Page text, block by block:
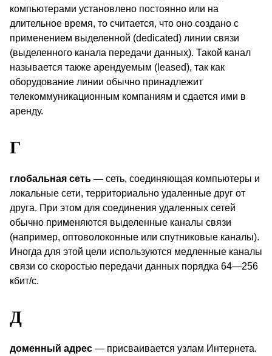
компьютерами установлено постоянно или на
длительное время, то считается, что оно создано с
применением выделенной (dedicated) линии связи
(выделенного канала передачи данных). Такой канал
называется также арендуемым ( leased), так как
оборудование линии обычно принадлежит
телекоммуникационным компаниям и сдается ими в
аренду.
Г
глобальная сеть — сеть, соединяющая компьютеры и
локальные сети, территориально удаленные друг от
друга. При этом для соединения удаленных сетей
обычно применяются выделенные каналы связи
(например, оптоволоконные или спутниковые каналы).
Иногда для этой цели используются медленные каналы
связи со скоростью передачи данных порядка 64—256
кбит/с.
Д
доменный адрес — присваивается узлам Интернета.